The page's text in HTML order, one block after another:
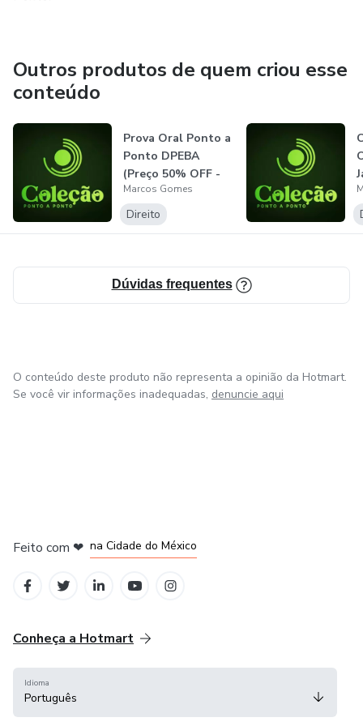
prazo de 12 meses - O volume poderá ser baixado pelo
leitor)
Outros produtos de quem criou esse
conteúdo
Prova Oral Ponto a
Ponto DPEBA
(Preço 50% OFF -
Valor de lan...
Marcos Gomes
Direito
Dúvidas frequentes
O conteúdo deste produto não representa a opinião da Hotmart.
Se você vir informações inadequadas, denuncie aqui
Feito com ❤ na Cidade do México
Conheça a Hotmart
Idioma
Português